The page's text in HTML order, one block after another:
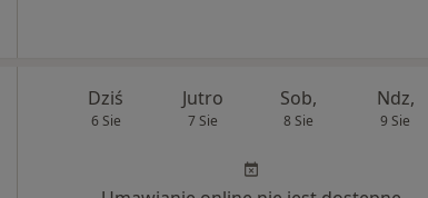
Dziś
6 Sie
Jutro
7 Sie
Sob,
8 Sie
Ndz,
9 Sie